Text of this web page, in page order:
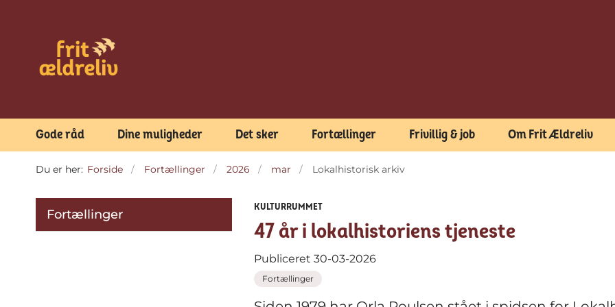
Gode råd Dine muligheder Det sker Fortællinger Frivillig & job Om Frit Ældreliv
Du er her: Forside Fortællinger 2026 mar Lokalhistorisk arkiv
Fortællinger
KULTURRUMMET
47 år i lokalhistoriens tjeneste
Publiceret 30-03-2026
Fortællinger